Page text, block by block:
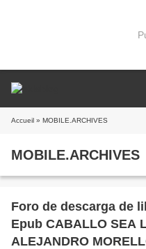
Accueil » MOBILE.ARCHIVES
MOBILE.ARCHIVES
Foro de descarga de
Epub CABALLO SEA
ALEJANDRO